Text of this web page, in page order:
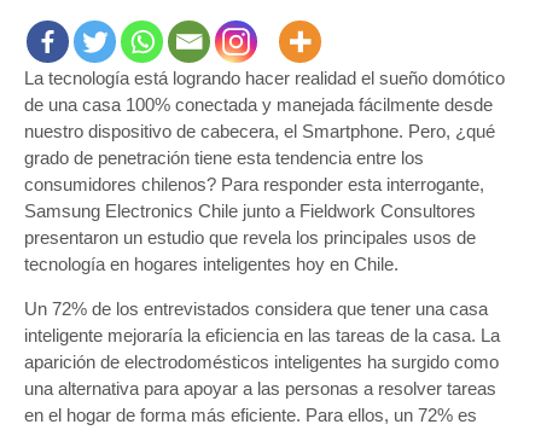
La tecnología está logrando hacer realidad el sueño domótico
de una casa 100% conectada y manejada fácilmente desde
nuestro dispositivo de cabecera, el Smartphone. Pero, ¿qué
grado de penetración tiene esta tendencia entre los
consumidores chilenos? Para responder esta interrogante,
Samsung Electronics Chile junto a Fieldwork Consultores
presentaron un estudio que revela los principales usos de
tecnología en hogares inteligentes hoy en Chile.
Un 72% de los entrevistados considera que tener una casa
inteligente mejoraría la eficiencia en las tareas de la casa. La
aparición de electrodomésticos inteligentes ha surgido como
una alternativa para apoyar a las personas a resolver tareas
en el hogar de forma más eficiente. Para ellos, un 72% es